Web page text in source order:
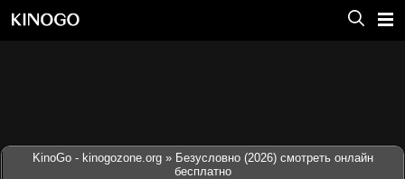
KinoGo - kinogozone.org » Безусловно (2026) смотреть онлайн
бесплатно